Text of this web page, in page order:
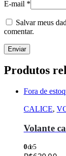
E-mail *
Salvar meus
comentar.
Produtos
Fora de
CALICE,
Volante
0de 5